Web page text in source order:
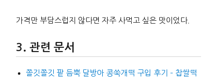
가격만 부담스럽지 않다면 자주 사먹고 싶은 맛이었다.
관련 문서
쫄깃쫄깃 팥 듬뿍 달방아 콩쑥개떡 구입 후기 – 찹쌀떡